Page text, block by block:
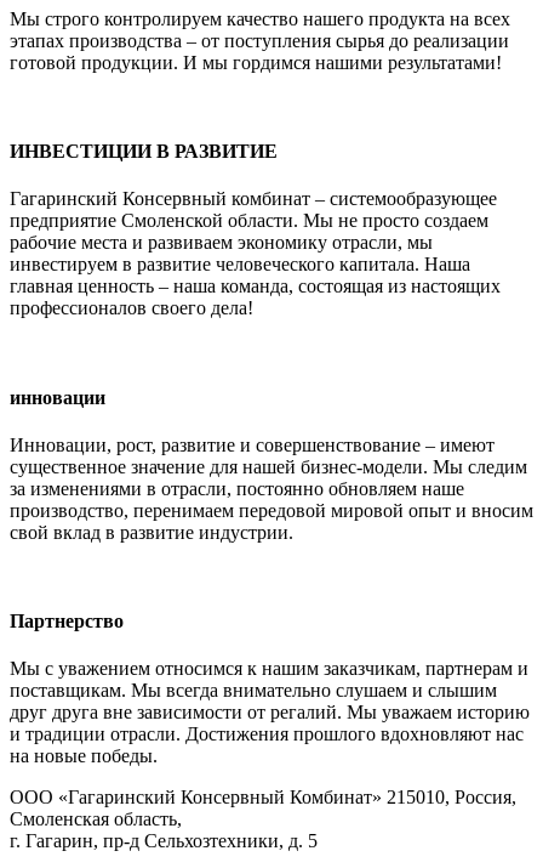
Мы строго контролируем качество нашего продукта на всех
этапах производства – от поступления сырья до реализации
готовой продукции. И мы гордимся нашими результатами!
ИНВЕСТИЦИИ В РАЗВИТИЕ
Гагаринский Консервный комбинат – системообразующее
предприятие Смоленской области. Мы не просто создаем
рабочие места и развиваем экономику отрасли, мы
инвестируем в развитие человеческого капитала. Наша
главная ценность – наша команда, состоящая из настоящих
профессионалов своего дела!
инновации
Инновации, рост, развитие и совершенствование – имеют
существенное значение для нашей бизнес-модели. Мы следим
за изменениями в отрасли, постоянно обновляем наше
производство, перенимаем передовой мировой опыт и вносим
свой вклад в развитие индустрии.
Партнерство
Мы с уважением относимся к нашим заказчикам, партнерам и
поставщикам. Мы всегда внимательно слушаем и слышим
друг друга вне зависимости от регалий. Мы уважаем историю
и традиции отрасли. Достижения прошлого вдохновляют нас
на новые победы.
ООО «Гагаринский Консервный Комбинат» 215010, Россия,
Смоленская область,
г. Гагарин, пр-д Сельхозтехники, д. 5